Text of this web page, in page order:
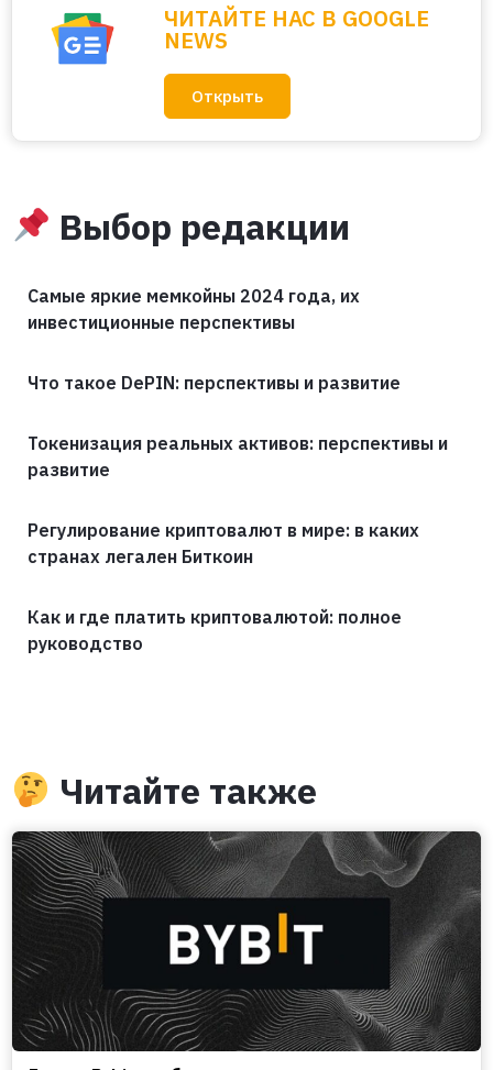
ЧИТАЙТЕ НАС В GOOGLE
NEWS
Открыть
Выбор редакции
Самые яркие мемкойны 2024 года, их
инвестиционные перспективы
Что такое DePIN: перспективы и развитие
Токенизация реальных активов: перспективы и
развитие
Регулирование криптовалют в мире: в каких
странах легален Биткоин
Как и где платить криптовалютой: полное
руководство
Читайте также